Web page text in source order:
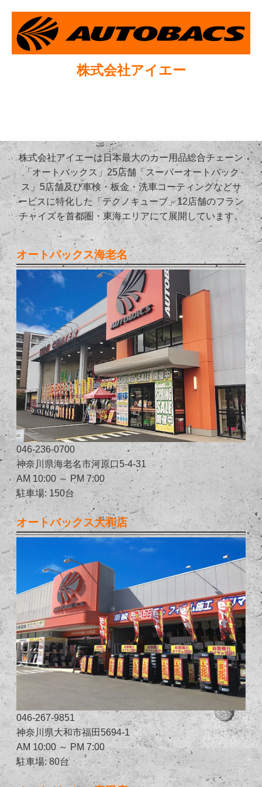
株式会社アイエー
株式会社アイエーは日本最大のカー用品総合チェーン
「オートバックス」25店舗「スーパーオートバック
ス」5店舗及び車検・板金・洗車コーティングなどサ
ービスに特化した「テクノキューブ」12店舗のフラン
チャイズを首都圏・東海エリアにて展開しています。
オートバックス海老名
046-236-0700
神奈川県海老名市河原口5-4-31
AM 10:00 ～ PM 7:00
駐車場: 150台
オートバックス大和店
046-267-9851
神奈川県大和市福田5694-1
AM 10:00 ～ PM 7:00
駐車場: 80台